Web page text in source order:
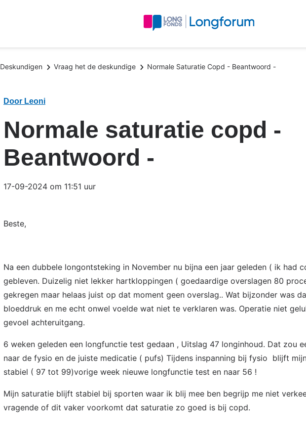
Deskundigen Vraag het de deskundige Normale Saturatie Copd - Beantwoord -
Door Leoni
Normale saturatie copd -
Beantwoord -
17-09-2024 om 11:51 uur
Beste,
Na een dubbele longontsteking in November nu bijna een jaar geleden ( ik had
gebleven. Duizelig niet lekker hartkloppingen ( goedaardige overslagen 80
gekregen maar helaas juist op dat moment geen overslag.. Wat bijzonder was
bloeddruk en me echt onwel voelde wat niet te verklaren was. Operatie niet
gevoel achteruitgang.
6 weken geleden een longfunctie test gedaan , Uitslag 47 longinhoud. Dat zou
naar de fysio en de juiste medicatie ( pufs) Tijdens inspanning bij fysio blijft
stabiel ( 97 tot 99)vorige week nieuwe longfunctie test en naar 56 !
Mijn saturatie blijft stabiel bij sporten waar ik blij mee ben begrijp me niet
vragende of dit vaker voorkomt dat saturatie zo goed is bij copd.